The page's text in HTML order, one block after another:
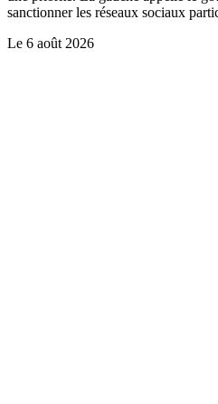
sanctionner les réseaux sociaux
Le 6 août 2026